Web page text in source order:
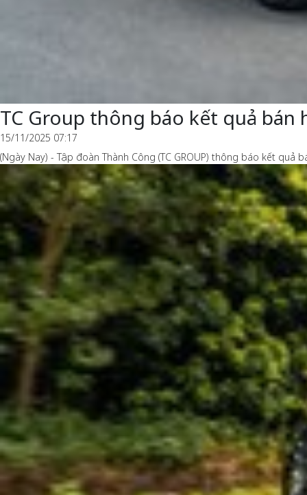
TC Group thông báo kết quả
15/11/2025 07:17
(Ngày Nay) - Tập đoàn Thành Công (TC GROUP) thông báo kết